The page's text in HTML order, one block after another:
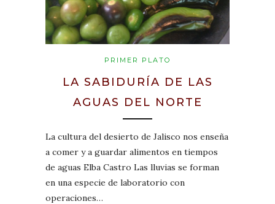
PRIMER PLATO
LA SABIDURÍA DE LAS
AGUAS DEL NORTE
La cultura del desierto de Jalisco nos enseña
a comer y a guardar alimentos en tiempos
de aguas Elba Castro Las lluvias se forman
en una especie de laboratorio con
operaciones…